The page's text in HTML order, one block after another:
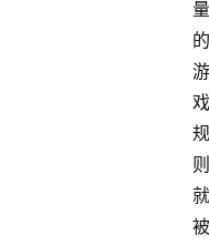
量
的
游
戏
规
则
就
被